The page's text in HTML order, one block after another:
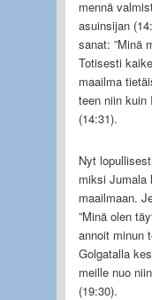
mennä
asuinsijan
sanat: ”Minä
Totisesti
maailma
teen niin kuin
(14:31).
Nyt
miksi Jumala
maailmaan.
”Minä olen
annoit minun
Golgatalla
meille nuo
(19:30).